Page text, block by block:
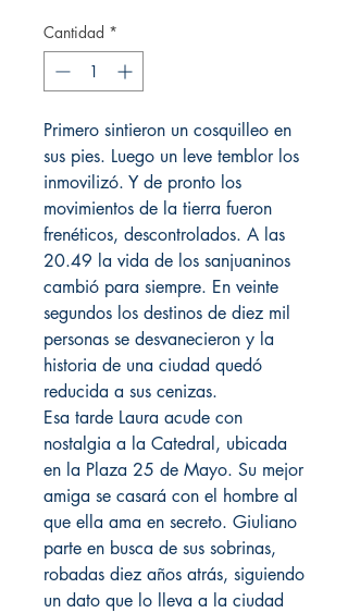
Cantidad *
Primero sintieron un cosquilleo en
sus pies. Luego un leve temblor los
inmovilizó. Y de pronto los
movimientos de la tierra fueron
frenéticos, descontrolados. A las
20.49 la vida de los sanjuaninos
cambió para siempre. En veinte
segundos los destinos de diez mil
personas se desvanecieron y la
historia de una ciudad quedó
reducida a sus cenizas.
Esa tarde Laura acude con
nostalgia a la Catedral, ubicada
en la Plaza 25 de Mayo. Su mejor
amiga se casará con el hombre al
que ella ama en secreto. Giuliano
parte en busca de sus sobrinas,
robadas diez años atrás, siguiendo
un dato que lo lleva a la ciudad